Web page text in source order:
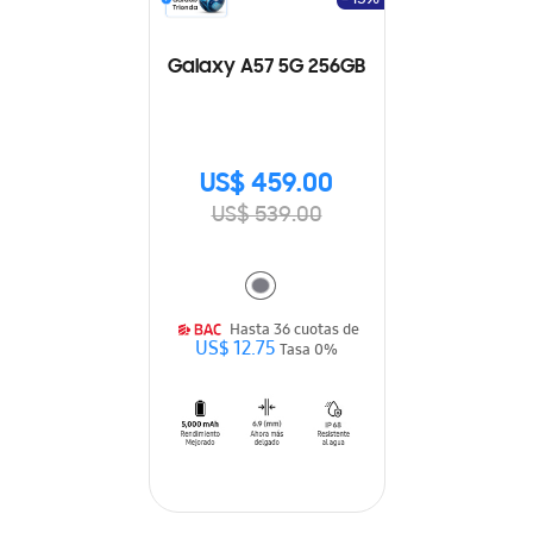
Galaxy A57 5G 256GB
US$ 459.00
US$ 539.00
Hasta 36 cuotas de
US$ 12.75Tasa 0%